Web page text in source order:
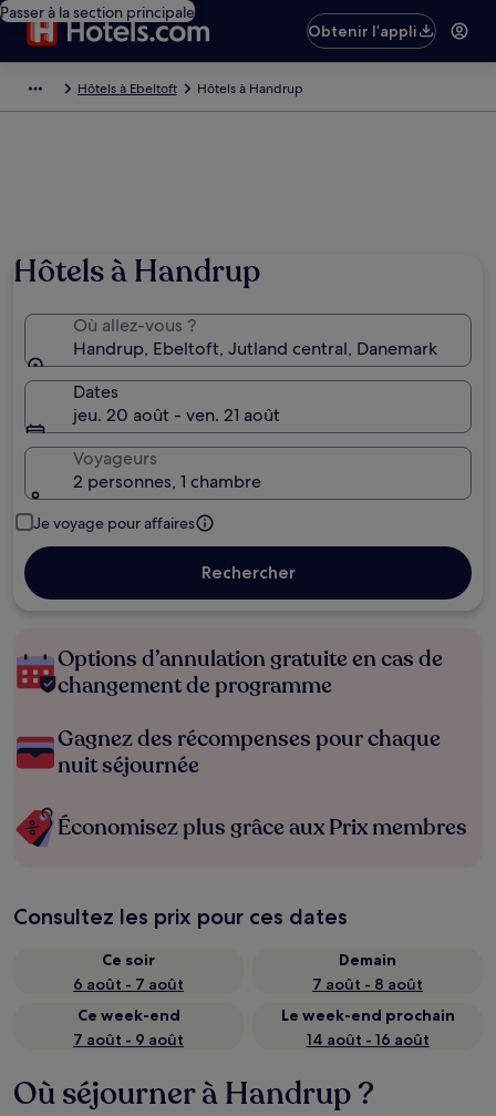
Passer à la section principale
Obtenir l’appli
Hôtels à Ebeltoft Hôtels à Handrup
Hôtels à Handrup
Où allez-vous ?
Handrup, Ebeltoft, Jutland central, Danemark
Dates
jeu. 20 août - ven. 21 août
Voyageurs
2 personnes, 1 chambre
Je voyage pour affaires
Rechercher
Options d’annulation gratuite en cas de
changement de programme
Gagnez des récompenses pour chaque
nuit séjournée
Économisez plus grâce aux Prix membres
Consultez les prix pour ces dates
Ce soir
6 août - 7 août
Demain
7 août - 8 août
Ce week-end
7 août - 9 août
Le week-end prochain
14 août - 16 août
Où séjourner à Handrup ?